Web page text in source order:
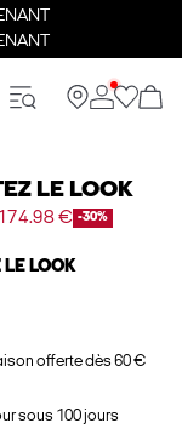
LE LOOK
€ -30%
LOOK
offerte dès 60 €
sous 100 jours